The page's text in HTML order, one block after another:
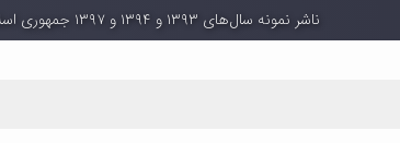
ناشر نمونه سال‌های ۱۳۹۳ و ۱۳۹۴ و ۱۳۹۷ جمهوری اسلامی ایران